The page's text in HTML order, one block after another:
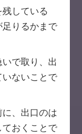
している
りるかまで
で取り、出
ないことで
、出口のは
ておくことで